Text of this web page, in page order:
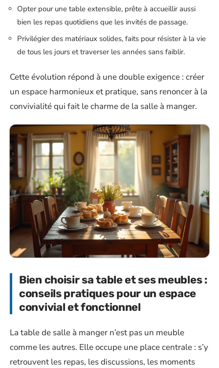
Opter pour une table extensible, prête à accueillir aussi
bien les repas quotidiens que les invités de passage.
Privilégier des matériaux solides, faits pour résister à la vie
de tous les jours et traverser les années sans faiblir.
Cette évolution répond à une double exigence : créer
un espace harmonieux et pratique, sans renoncer à la
convivialité qui fait le charme de la salle à manger.
Bien choisir sa table et ses meubles :
conseils pratiques pour un espace
convivial et fonctionnel
La table de salle à manger n’est pas un meuble
comme les autres. Elle occupe une place centrale : s’y
retrouvent les repas, les discussions, les moments